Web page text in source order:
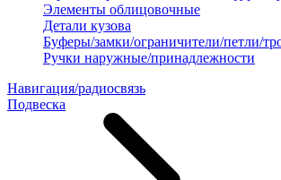
Элементы облицовочные
Детали кузова
Буферы/замки/ограничители/петли/
Ручки наружные/принадлежности
Навигация/радиосвязь
Подвеска